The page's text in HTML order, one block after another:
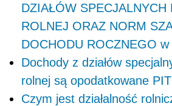
DZIAŁÓW SPECJALNYCH
ROLNEJ ORAZ NORM
DOCHODU ROCZNEGO
Dochody z działów
rolnej są opodatkowane PIT
Czym jest działalność